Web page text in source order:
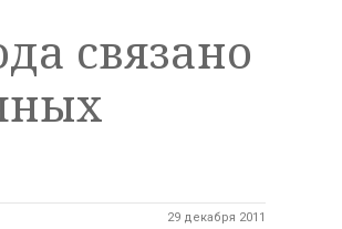
связано
29 декабря 2011